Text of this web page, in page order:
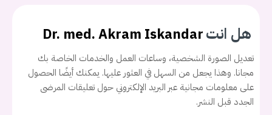
هل انتDr. med. Akram Iskandar
تعديل الصورة الشخصية، وساعات العمل والخدمات الخاصة بك
مجانا. وهذا يجعل من السهل في العثور عليها. يمكنك أيضًا الحصول
على معلومات مجانية عبر البريد الإلكتروني حول تعليقات المرضى
الجدد قبل النشر.